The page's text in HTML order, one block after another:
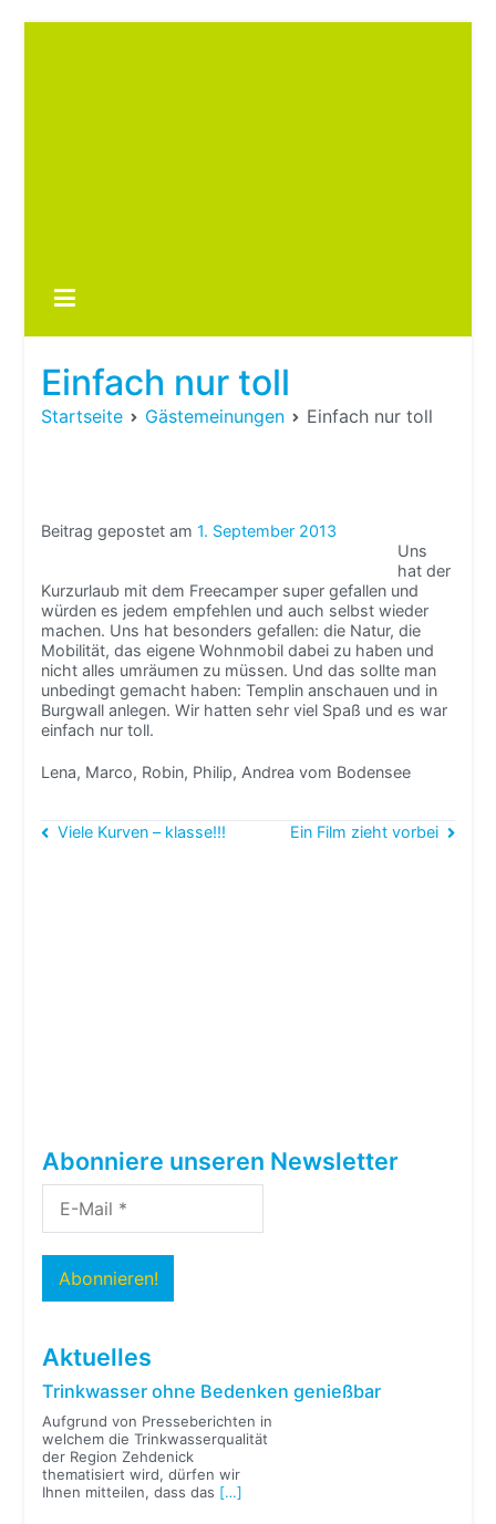
Einfach nur toll
Startseite Gästemeinungen Einfach nur toll
Beitrag gepostet am1. September 2013
Uns
hat der
Kurzurlaub mit dem Freecamper super gefallen und
würden es jedem empfehlen und auch selbst wieder
machen. Uns hat besonders gefallen: die Natur, die
Mobilität, das eigene Wohnmobil dabei zu haben und
nicht alles umräumen zu müssen. Und das sollte man
unbedingt gemacht haben: Templin anschauen und in
Burgwall anlegen. Wir hatten sehr viel Spaß und es war
einfach nur toll.
Lena, Marco, Robin, Philip, Andrea vom Bodensee
Beitragsnavigation
Viele Kurven – klasse!!! Ein Film zieht vorbei
Abonniere unseren Newsletter
Aktuelles
Trinkwasser ohne Bedenken genießbar
Aufgrund von Presseberichten in
welchem die Trinkwasserqualität
der Region Zehdenick
thematisiert wird, dürfen wir
Ihnen mitteilen, dass das […]